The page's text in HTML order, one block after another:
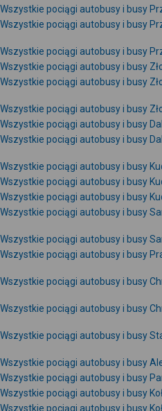
Wszystkie pociągi autobusy i busy
Wszystkie pociągi autobusy i busy
Wszystkie pociągi autobusy i busy
Wszystkie pociągi autobusy i busy
Wszystkie pociągi autobusy i busy
Wszystkie pociągi autobusy i busy
Wszystkie pociągi autobusy i busy
Wszystkie pociągi autobusy i busy
Wszystkie pociągi autobusy i busy
Wszystkie pociągi autobusy i busy
Wszystkie pociągi autobusy i busy
Wszystkie pociągi autobusy i busy
Wszystkie pociągi autobusy i busy
Wszystkie pociągi autobusy i busy
Wszystkie pociągi autobusy i busy
Wszystkie pociągi autobusy i busy
Wszystkie pociągi autobusy i busy
Wszystkie pociągi autobusy i busy
Wszystkie pociągi autobusy i busy
Wszystkie pociągi autobusy i busy
Wszystkie pociągi autobusy i busy